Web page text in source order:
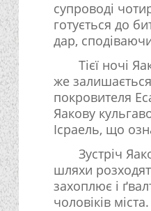
супроводі
готується до
дар,
Тієї ночі
же
покровителя
Яакову
Ісраель, що
Зустріч
шляхи
захоплює і
чоловіків міста.